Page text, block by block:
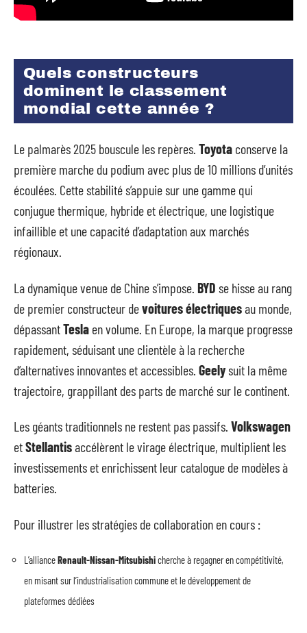
Quels constructeurs
dominent le classement
mondial cette année ?
Le palmarès 2025 bouscule les repères. Toyota conserve la
première marche du podium avec plus de 10 millions d’unités
écoulées. Cette stabilité s’appuie sur une gamme qui
conjugue thermique, hybride et électrique, une logistique
infaillible et une capacité d’adaptation aux marchés
régionaux.
La dynamique venue de Chine s’impose. BYD se hisse au rang
de premier constructeur devoitures électriquesau monde,
dépassantTesla en volume. En Europe, la marque progresse
rapidement, séduisant une clientèle à la recherche
d’alternatives innovantes et accessibles. Geelysuit la même
trajectoire, grappillant des parts de marché sur le continent.
Les géants traditionnels ne restent pas passifs. Volkswagen
etStellantisaccélèrent le virage électrique, multiplient les
investissements et enrichissent leur catalogue de modèles à
batteries.
Pour illustrer les stratégies de collaboration en cours :
L’allianceRenault-Nissan-Mitsubishicherche à regagner en compétitivité,
en misant sur l’industrialisation commune et le développement de
plateformes dédiées